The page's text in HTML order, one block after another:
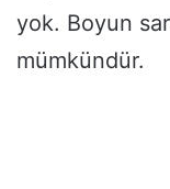
yok. Boyun
mümkündür.